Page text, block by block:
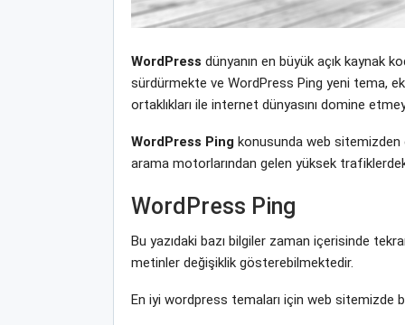
WordPress dünyanın en büyük açık kaynak
sürdürmekte ve WordPress Ping yeni tema,
ortaklıkları ile internet dünyasını domine
WordPress Pingkonusunda web sitemizden
arama motorlarından gelen yüksek
WordPress Ping
Bu yazıdaki bazı bilgiler zaman içerisinde
metinler değişiklik gösterebilmektedir.
En iyi wordpress temaları için web sitemizde